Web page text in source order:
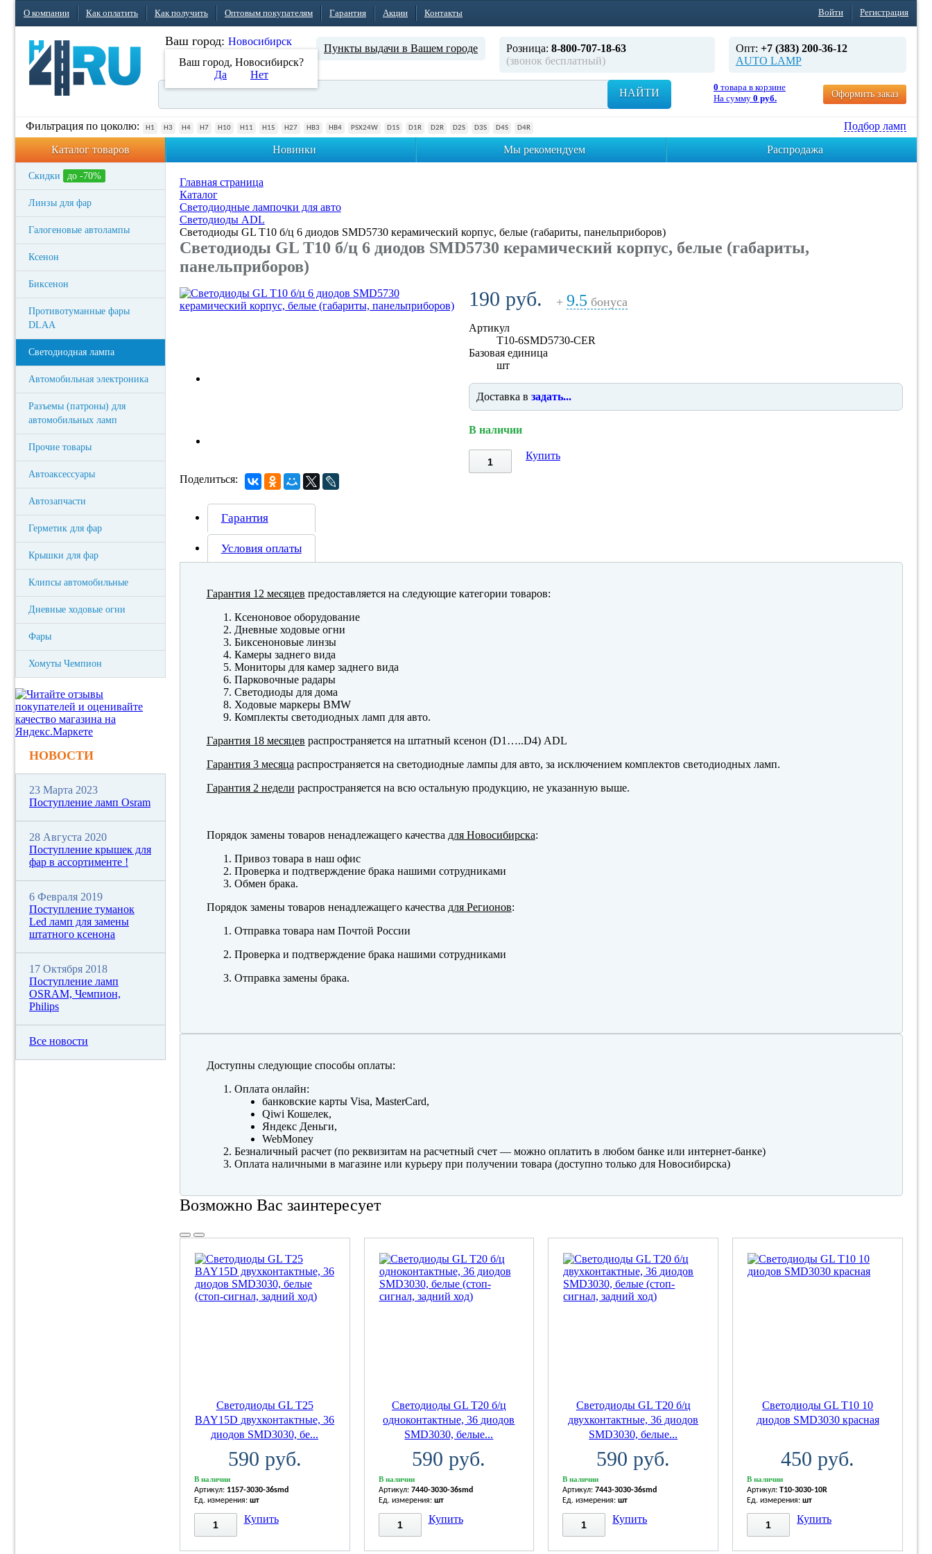
О компании Как оплатить Как получить Оптовым покупателям Гарантия Акции Контакты Войти Регистрация
Ваш город: Новосибирск
Ваш город, Новосибирск?
Да
Нет
Пункты выдачи в Вашем городе Розница: 8-800-707-18-63
(звонок бесплатный)
Опт: +7 (383) 200-36-12
AUTO LAMP
НАЙТИ 0 товара в корзине
На сумму 0 руб. Оформить заказ
Фильтрация по цоколю: H1 H3 H4 H7 H10 H11 H15 H27 HB3 HB4 PSX24W D1S D1R D2R D2S D3S D4S D4R
Подбор ламп
Каталог товаров
Новинки Мы рекомендуем Распродажа
Скидки до -70%
Линзы для фар
Галогеновые автолампы
Ксенон
Биксенон
Противотуманные фары
DLAA
Светодиодная лампа
Автомобильная электроника
Разъемы (патроны) для
автомобильных ламп
Прочие товары
Автоаксессуары
Автозапчасти
Герметик для фар
Крышки для фар
Клипсы автомобильные
Дневные ходовые огни
Фары
Хомуты Чемпион
Главная страница
Каталог
Светодиодные лампочки для авто
Светодиоды ADL
Светодиоды GL T10 б/ц 6 диодов SMD5730 керамический корпус, белые (габариты, панельприборов)
Светодиоды GL T10 б/ц 6 диодов SMD5730 керамический корпус, белые (габариты,
панельприборов)
190 руб. + 9.5 бонуса
Артикул
T10-6SMD5730-CER
Базовая единица
шт
Доставка в задать...
В наличии
Купить
Поделиться:
Гарантия
Условия оплаты
Гарантия 12 месяцев предоставляется на следующие категории товаров:
Ксеноновое оборудование
Дневные ходовые огни
Биксеноновые линзы
Камеры заднего вида
Мониторы для камер заднего вида
Парковочные радары
Светодиоды для дома
Ходовые маркеры BMW
Комплекты светодиодных ламп для авто.
Гарантия 18 месяцев распространяется на штатный ксенон (D1…..D4) ADL
Гарантия 3 месяца распространяется на светодиодные лампы для авто, за исключением комплектов светодиодных ламп.
Гарантия 2 недели распространяется на всю остальную продукцию, не указанную выше.
Порядок замены товаров ненадлежащего качества для Новосибирска:
Привоз товара в наш офис
Проверка и подтверждение брака нашими сотрудниками
Обмен брака.
Порядок замены товаров ненадлежащего качества для Регионов:
Отправка товара нам Почтой России
Проверка и подтверждение брака нашими сотрудниками
Отправка замены брака.
Доступны следующие способы оплаты:
Оплата онлайн:
банковские карты Visa, MasterCard,
Qiwi Кошелек,
Яндекс Деньги,
WebMoney
Безналичный расчет (по реквизитам на расчетный счет — можно оплатить в любом банке или интернет-банке)
Оплата наличными в магазине или курьеру при получении товара (доступно только для Новосибирска)
Возможно Вас заинтересует
Светодиоды GL T25
BAY15D двухконтактные, 36
диодов SMD3030, бе...
590 руб.
В наличии
Артикул: 1157-3030-36smd
Ед. измерения: шт
Купить
Светодиоды GL T20 б/ц
одноконтактные, 36 диодов
SMD3030, белые...
590 руб.
В наличии
Артикул: 7440-3030-36smd
Ед. измерения: шт
Купить
Светодиоды GL T20 б/ц
двухконтактные, 36 диодов
SMD3030, белые...
590 руб.
В наличии
Артикул:7443-3030-36smd
Ед. измерения:шт
Купить
Светодиоды GL T10 10
диодов SMD3030 красная
450 руб.
В наличии
Артикул:T10-3030-10R
Ед. измерения:шт
Купить
НОВОСТИ
23 Марта 2023
Поступление ламп Osram
28 Августа 2020
Поступление крышек для
фар в ассортименте !
6 Февраля 2019
Поступление туманок
Led ламп для замены
штатного ксенона
17 Октября 2018
Поступление ламп
OSRAM, Чемпион,
Philips
Все новости